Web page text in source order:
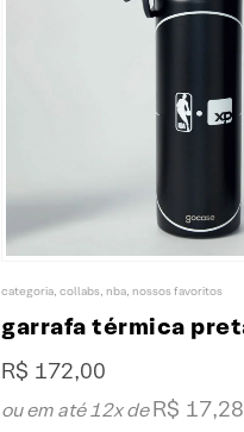
categoria, collabs, nba, nossos favoritos
R$ 172,00
ou em até 12x deR$ 17,28